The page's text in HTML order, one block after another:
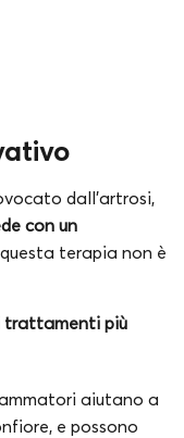
dall’artrosi,
con un
terapia non è
trattamenti più
aiutano a
e possono